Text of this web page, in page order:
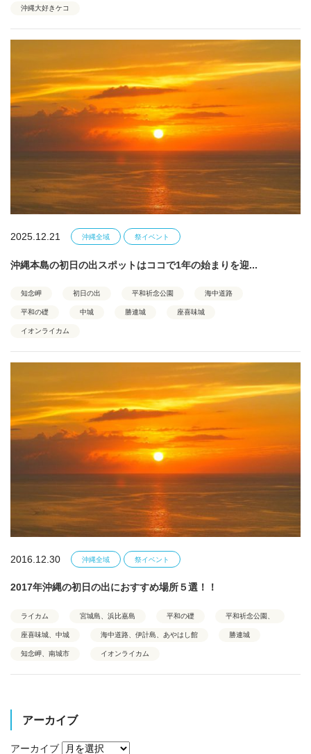
沖縄大好きケコ
2025.12.21 沖縄全域 祭イベント
沖縄本島の初日の出スポットはココで1年の始まりを迎...
知念岬 初日の出 平和祈念公園 海中道路
平和の礎 中城 勝連城 座喜味城
イオンライカム
2016.12.30 沖縄全域 祭イベント
2017年沖縄の初日の出におすすめ場所５選！！
ライカム 宮城島、浜比嘉島 平和の礎 平和祈念公園、
座喜味城、中城 海中道路、伊計島、あやはし館 勝連城
知念岬、南城市 イオンライカム
アーカイブ
アーカイブ